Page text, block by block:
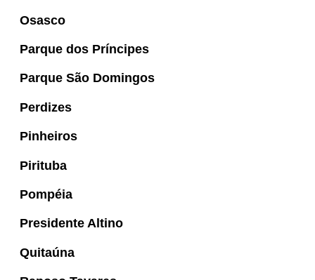
Osasco
Parque dos Príncipes
Parque São Domingos
Perdizes
Pinheiros
Pirituba
Pompéia
Presidente Altino
Quitaúna